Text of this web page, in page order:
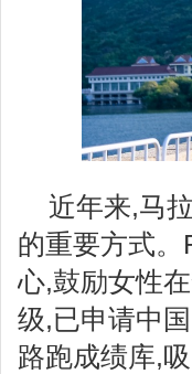
近年来,马
的重要方式
心,鼓励女性
级,已申请中
路跑成绩库,